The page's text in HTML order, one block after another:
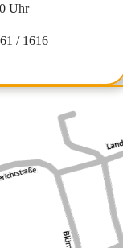
Uhr
/ 1616